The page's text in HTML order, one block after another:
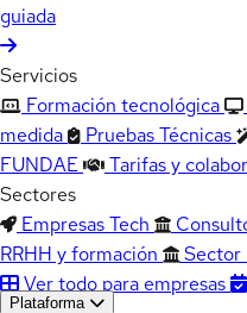
guiada
Servicios
Formación tecnológica
medida
Pruebas Técnicas
FUNDAE
Tarifas y
Sectores
Empresas Tech
RRHH y formación
Sector
Ver todo para empresas
Plataforma